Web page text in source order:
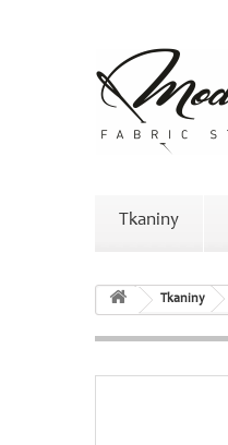
Tkaniny
Tkaniny